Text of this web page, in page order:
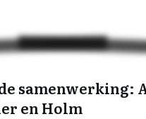
samenwerking:
en Holm